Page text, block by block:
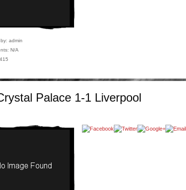
admin
N/A
Palace 1-1 Liverpool